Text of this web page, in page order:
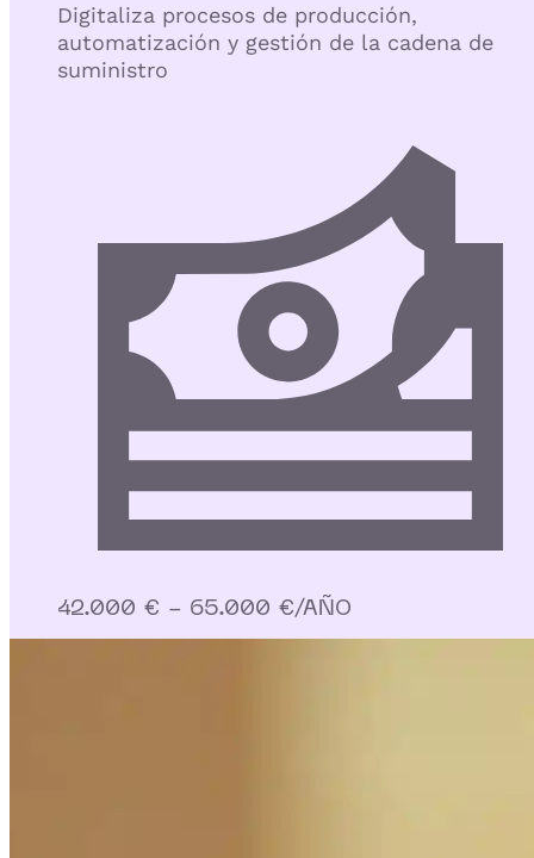
Digitaliza procesos de producción,
automatización y gestión de la cadena de
suministro
42.000 € - 65.000 €/AÑO